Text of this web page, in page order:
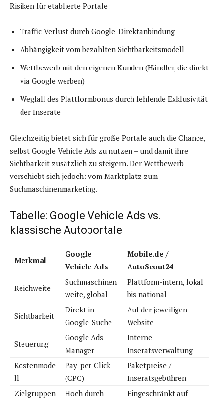
Risiken für etablierte Portale:
Traffic-Verlust durch Google-Direktanbindung
Abhängigkeit vom bezahlten Sichtbarkeitsmodell
Wettbewerb mit den eigenen Kunden (Händler, die direkt
via Google werben)
Wegfall des Plattformbonus durch fehlende Exklusivität
der Inserate
Gleichzeitig bietet sich für große Portale auch die Chance,
selbst Google Vehicle Ads zu nutzen – und damit ihre
Sichtbarkeit zusätzlich zu steigern. Der Wettbewerb
verschiebt sich jedoch: vom Marktplatz zum
Suchmaschinenmarketing.
Tabelle: Google Vehicle Ads vs.
klassische Autoportale
Merkmal
Google
Vehicle Ads
Mobile.de /
AutoScout24
Reichweite
Suchmaschinen
weite, global
Plattform-intern, lokal
bis national
Sichtbarkeit
Direkt in
Google-Suche
Auf der jeweiligen
Website
Steuerung
Google Ads
Manager
Interne
Inseratsverwaltung
Kostenmode
ll
Pay-per-Click
(CPC)
Paketpreise /
Inseratsgebühren
Zielgruppen
Hoch durch
Eingeschränkt auf